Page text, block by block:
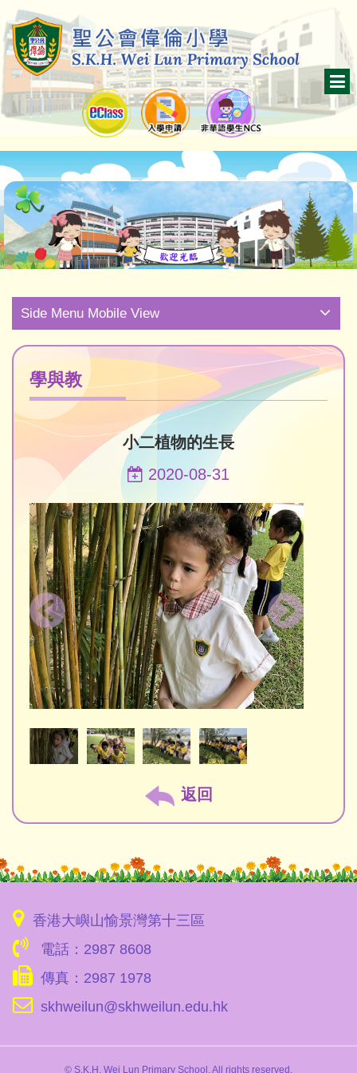
Side Menu Mobile View
學與教
小二植物的生長
2020-08-31
返回
香港大嶼山愉景灣第十三區
電話：2987 8608
傳真：2987 1978
skhweilun@skhweilun.edu.hk
© S.K.H. Wei Lun Primary School. All rights reserved.